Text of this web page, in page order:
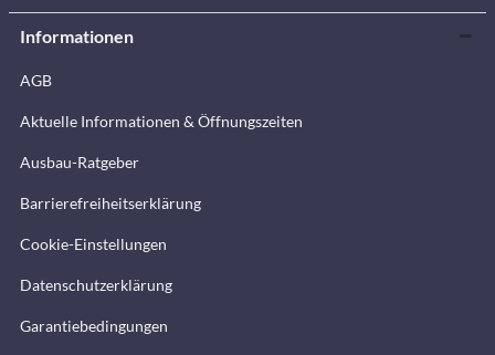
Informationen
AGB
Aktuelle Informationen & Öffnungszeiten
Ausbau-Ratgeber
Barrierefreiheitserklärung
Cookie-Einstellungen
Datenschutzerklärung
Garantiebedingungen